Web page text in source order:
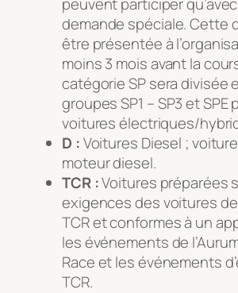
demande spéciale. Cette
être présentée à
moins 3 mois avant la
catégorie SP sera divisée
groupes SP1 – SP3 et SPE
voitures électriques/
D :Voitures Diesel ;
moteur diesel.
TCR :Voitures préparées
exigences des voitures
TCR et conformes à un
les événements de
Race et les événements
TCR.